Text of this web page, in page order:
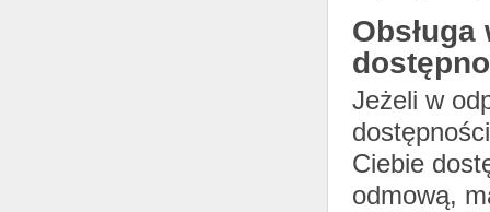
Jeżeli w
Ciebie
odmową,